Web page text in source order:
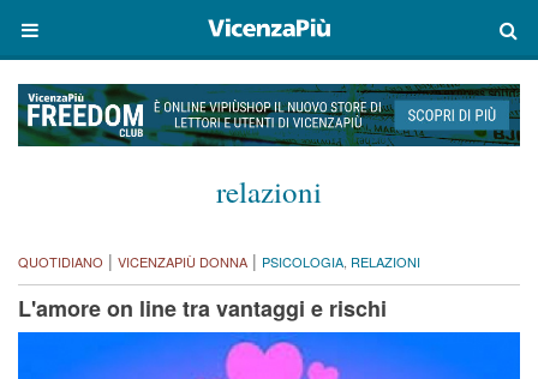
relazioni
QUOTIDIANO | VICENZAPIÙ DONNA | PSICOLOGIA, RELAZIONI
L'amore on line tra vantaggi e rischi